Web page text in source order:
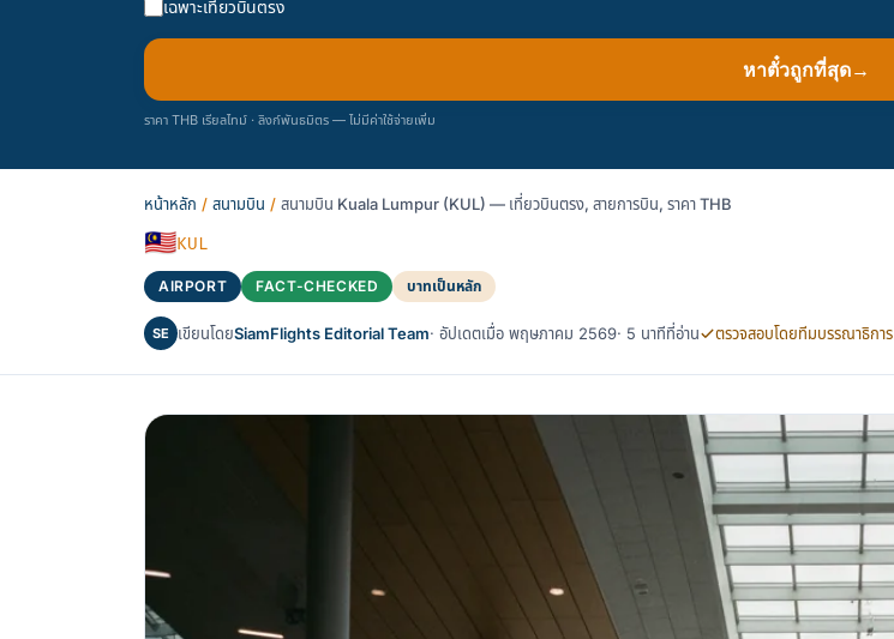
เฉพาะเที่ยวบินตรง
หาตั๋วถูกที่สุด→
ราคา THB เรียลไทม์ · ลิงก์พันธมิตร — ไม่มีค่าใช้จ่ายเพิ่ม
หน้าหลัก / สนามบิน / สนามบิน Kuala Lumpur (KUL) — เที่ยวบินตรง, สายการบิน, ราคา THB
🇲🇾KUL
AIRPORT FACT-CHECKED บาทเป็นหลัก
SE เขียนโดยSiamFlights Editorial Team· อัปเดตเมื่อ พฤษภาคม 2569· 5 นาทีที่อ่าน ตรวจสอบโดยทีมบรรณาธิการ